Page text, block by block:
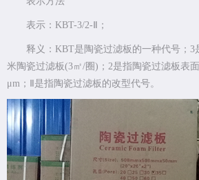
表示：KBT-3/2-Ⅱ；
释义：KBT是陶瓷过滤板的一种代号；3
米陶瓷过滤板(3㎡/圈)；2是指陶瓷过滤板表
μm；Ⅱ是指陶瓷过滤板的改型代号。